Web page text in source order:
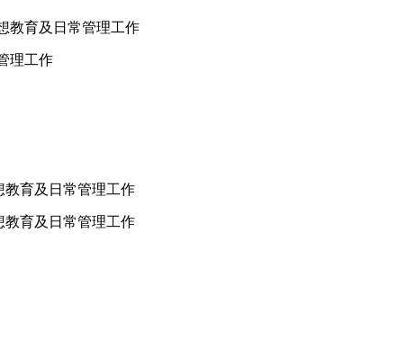
教育及日常管理工作
理工作
育及日常管理工作
育及日常管理工作